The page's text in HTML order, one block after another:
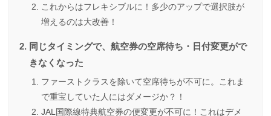
これからはフレキシブルに！多少のアップで選択肢が
増えるのは大改善！
同じタイミングで、航空券の空席待ち・日付変更がで
きなくなった
ファーストクラスを除いて空席待ちが不可に。これま
で重宝していた人にはダメージか？！
JAL国際線特典航空券の便変更が不可に！これはデメ